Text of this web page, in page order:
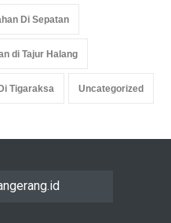
Di Sepatan
di Tajur Halang
Tigaraksa Uncategorized